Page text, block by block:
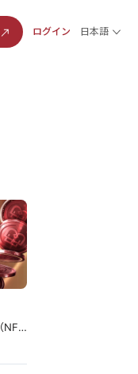
ログイン 日本語
2026年7月の非農業部門雇用者数（NFP） - 前回：5万7千人 予測：8万3千人